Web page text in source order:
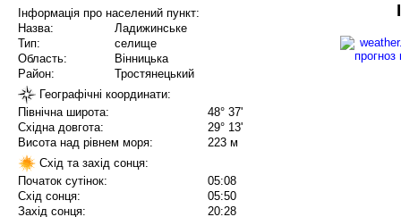
Інформація про населений пункт:
Назва:
Ладижинське
Тип:
селище
Область:
Вінницька
Район:
Тростянецький
Географічні координати:
Північна широта:
48° 37'
Східна довгота:
29° 13'
Висота над рівнем моря:
223 м
Схід та захід сонця:
Початок сутінок:
05:08
Схід сонця:
05:50
Захід сонця:
20:28